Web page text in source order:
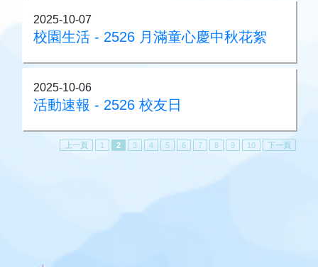
2025-10-07
校園生活 - 2526 月滿童心慶中秋花絮
2025-10-06
活動速報 - 2526 校友日
上一頁 1 2 3 4 5 6 7 8 9 10 下一頁